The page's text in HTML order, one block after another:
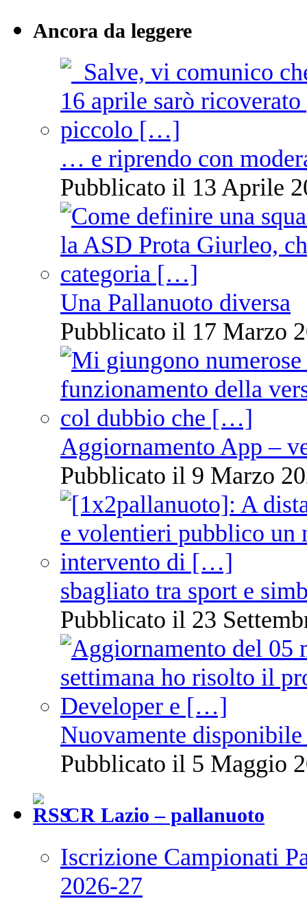
Ancora da leggere
… e riprendo con
Pubblicato il 13 Aprile
Una Pallanuoto diversa
Pubblicato il 17 Marzo
Aggiornamento App –
Pubblicato il 9 Marzo
sbagliato tra sport e
Pubblicato il 23
Nuovamente
Pubblicato il 5 Maggio
CR Lazio – pallanuoto
Iscrizione Campionati
2026-27